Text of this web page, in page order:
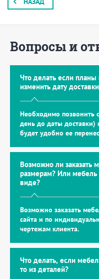
Вопросы и
Что делать если
изменить дату
Необходимо позвонить
день до даты
будет удобно ее
Возможно ли заказать
размерам? Или мебель
виде?
Возможно заказать
сайта и по
чертежам клиента.
Что делать, если
то из деталей?